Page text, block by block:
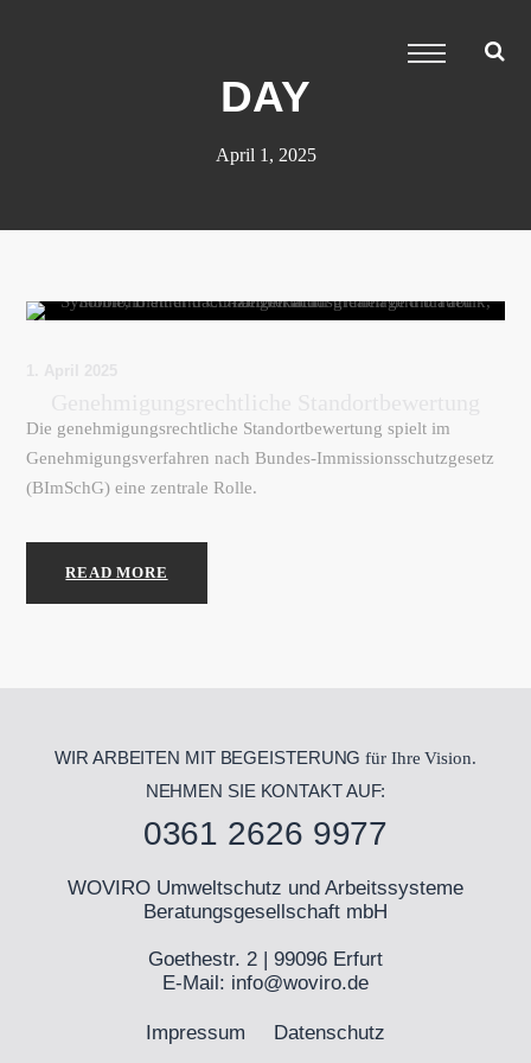
DAY
April 1, 2025
Die genehmigungsrechtliche Standortbewertung spielt im
Genehmigungsverfahren nach Bundes-Immissionsschutzgesetz
(BImSchG) eine zentrale Rolle.
READ MORE
WIR ARBEITEN MIT BEGEISTERUNGfür Ihre Vision.
NEHMEN SIE KONTAKT AUF:
0361 2626 9977
WOVIRO Umweltschutz und Arbeitssysteme
Beratungsgesellschaft mbH
Goethestr. 2 | 99096 Erfurt
E-Mail: info@woviro.de
Impressum Datenschutz